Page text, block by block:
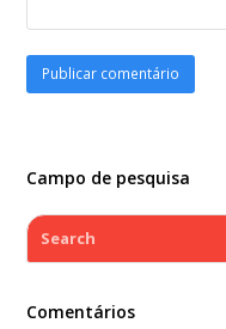
Campo de pesquisa
Search
Comentários